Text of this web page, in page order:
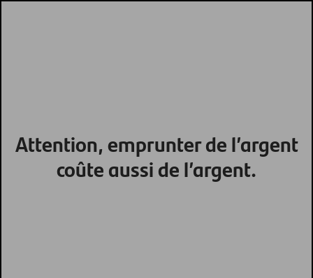
Attention, emprunter de l’argent
coûte aussi de l’argent.